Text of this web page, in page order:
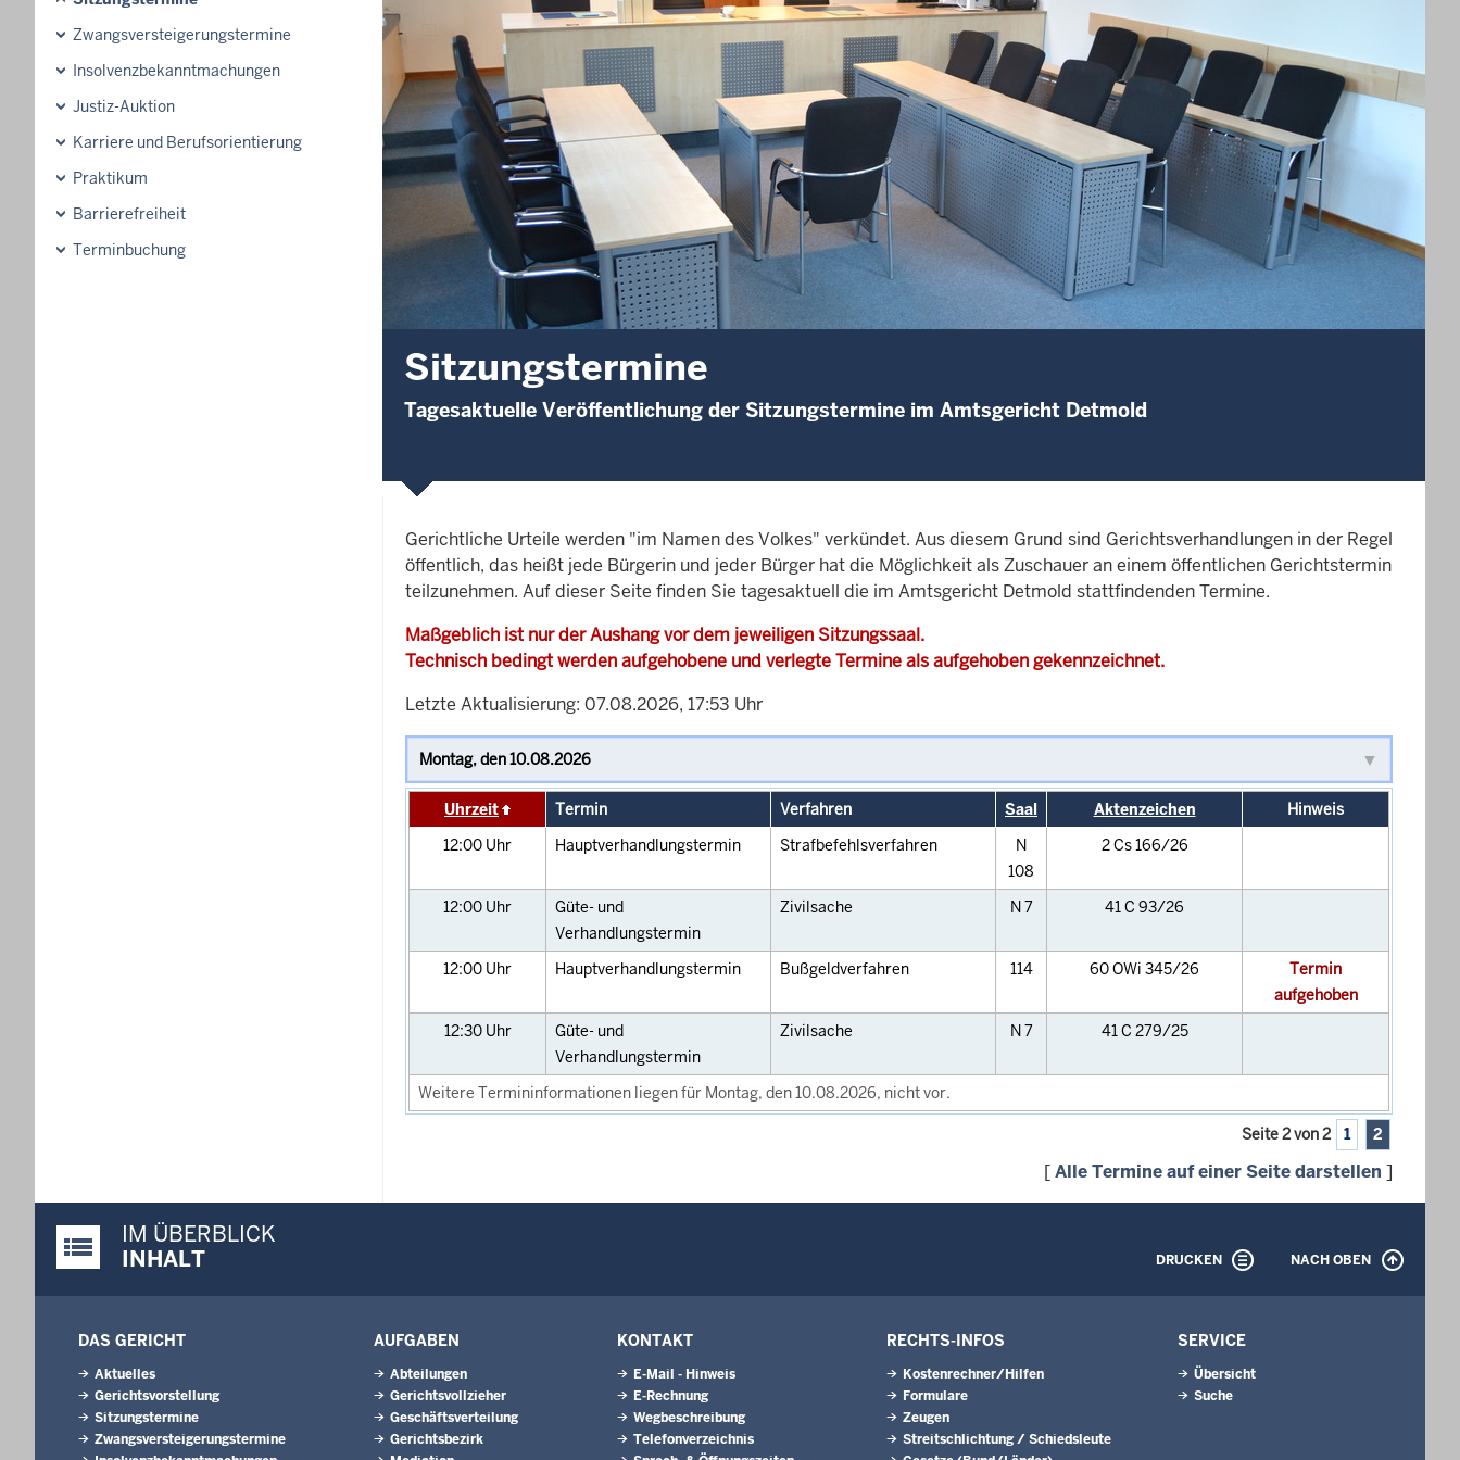
Zwangsversteigerungstermine
Insolvenzbekanntmachungen
Justiz-Auktion
Karriere und Berufsorientierung
Praktikum
Barrierefreiheit
Terminbuchung
Sitzungstermine
Tagesaktuelle Veröffentlichung der Sitzungstermine im Amtsgericht Detmold
Gerichtliche Urteile werden "im Namen des Volkes" verkündet. Aus diesem Grund sind Gerichtsverhandlungen in der Regel
öffentlich, das heißt jede Bürgerin und jeder Bürger hat die Möglichkeit als Zuschauer an einem öffentlichen Gerichtstermin
teilzunehmen. Auf dieser Seite finden Sie tagesaktuell die im Amtsgericht Detmold stattfindenden Termine.
Maßgeblich ist nur der Aushang vor dem jeweiligen Sitzungssaal.
Technisch bedingt werden aufgehobene und verlegte Termine als aufgehoben gekennzeichnet.
Letzte Aktualisierung: 07.08.2026, 17:53 Uhr
Uhrzeit Termin Verfahren Saal Aktenzeichen
Hinweis
12:00 Uhr Hauptverhandlungstermin Strafbefehlsverfahren
N
108
2 Cs 166/26
12:00 Uhr
Güte- und
Verhandlungstermin
Zivilsache N 7 41 C 93/26
12:00 Uhr Hauptverhandlungstermin Bußgeldverfahren 114 60 OWi 345/26
Termin
aufgehoben
12:30 Uhr
Güte- und
Verhandlungstermin
Zivilsache N 7 41 C 279/25
Weitere Termininformationen liegen für Montag, den 10.08.2026, nicht vor.
Seite 2 von 2 1 2
[Alle Termine auf einer Seite darstellen ]
Justiz-Portal im Überblick:
IM ÜBERBLICK
INHALT
DRUCKEN NACH OBEN
DAS GERICHT
Aktuelles
Gerichtsvorstellung
Sitzungstermine
Zwangsversteigerungstermine
AUFGABEN
Abteilungen
Gerichtsvollzieher
Geschäftsverteilung
Gerichtsbezirk
KONTAKT
E-Mail - Hinweis
E-Rechnung
Wegbeschreibung
Telefonverzeichnis
RECHTS-INFOS
Kostenrechner/Hilfen
Formulare
Zeugen
Streitschlichtung / Schiedsleute
SERVICE
Übersicht
Suche